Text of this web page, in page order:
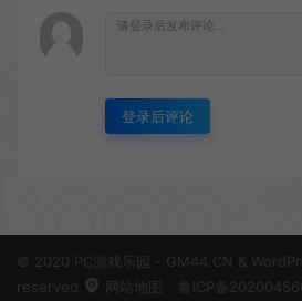
登录后评论
© 2020 PC游戏乐园 - GM44.CN &
reserved
网站地图 鲁ICP备